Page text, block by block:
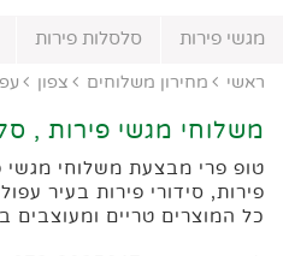
מגשי פירות סלסלות פירות
ראשי מחירון משלוחים צפון
משלוחי מגשי פירות ,
טופ פרי מבצעת משלוחי מגשי
פירות, סידורי פירות בעיר
כל המוצרים טריים